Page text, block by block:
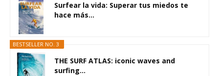
Surfear la vida: Superar tus miedos te
hace más...
BESTSELLER NO. 3
THE SURF ATLAS: iconic waves and
surfing...